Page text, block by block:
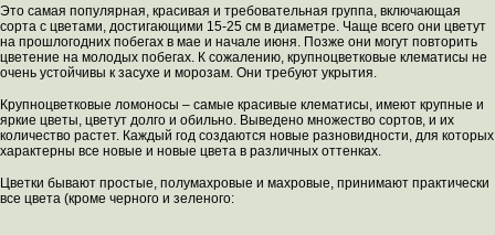
Это самая популярная, красивая и требовательная группа, включающая
сорта с цветами, достигающими 15-25 см в диаметре. Чаще всего они цветут
на прошлогодних побегах в мае и начале июня. Позже они могут повторить
цветение на молодых побегах. К сожалению, крупноцветковые клематисы не
очень устойчивы к засухе и морозам. Они требуют укрытия.
Крупноцветковые ломоносы – самые красивые клематисы, имеют крупные и
яркие цветы, цветут долго и обильно. Выведено множество сортов, и их
количество растет. Каждый год создаются новые разновидности, для которых
характерны все новые и новые цвета в различных оттенках.
Цветки бывают простые, полумахровые и махровые, принимают практически
все цвета (кроме черного и зеленого: